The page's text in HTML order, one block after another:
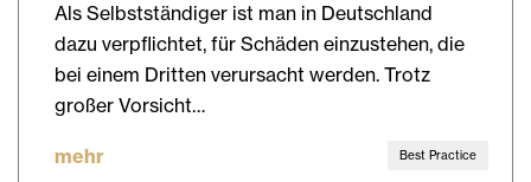
Als Selbstständiger ist man in Deutschland
dazu verpflichtet, für Schäden einzustehen, die
bei einem Dritten verursacht werden. Trotz
großer Vorsicht…
mehr Best Practice